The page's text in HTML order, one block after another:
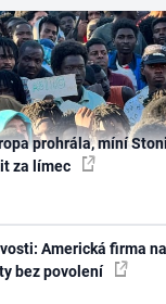
prohrála, míní
za límec
Americká firma
bez povolení